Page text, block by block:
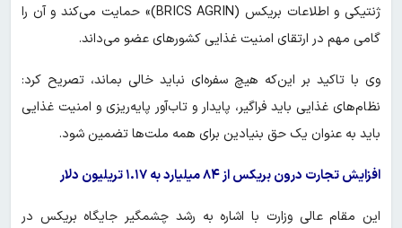
ژنتیکی و اطلاعات بریکس (BRICS AGRIN)» حمایت می‌کند و آن را
گامی مهم در ارتقای امنیت غذایی کشورهای عضو می‌داند.
وی با تاکید بر این‌که هیچ سفره‌ای نباید خالی بماند، تصریح کرد:
نظام‌های غذایی باید فراگیر، پایدار و تاب‌آور پایه‌ریزی و امنیت غذایی
باید به عنوان یک حق بنیادین برای همه ملت‌ها تضمین شود.
افزایش تجارت درون بریکس از ۸۴ میلیارد به ۱.۱۷ تریلیون دلار
این مقام عالی وزارت با اشاره به رشد چشمگیر جایگاه بریکس در